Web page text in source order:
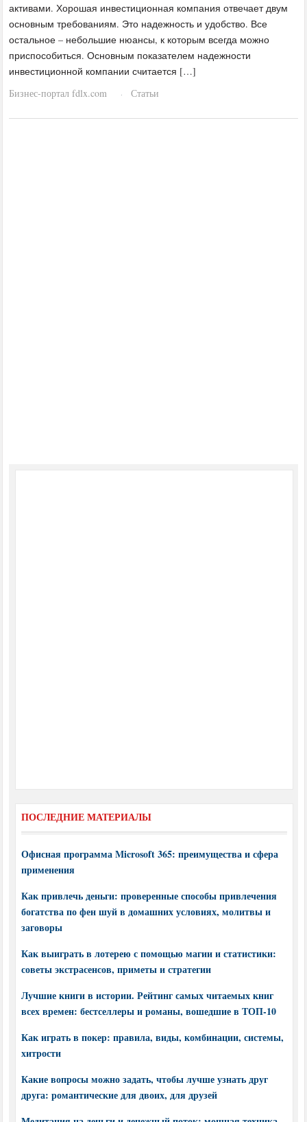
активами. Хорошая инвестиционная компания отвечает двум
основным требованиям. Это надежность и удобство. Все
остальное – небольшие нюансы, к которым всегда можно
приспособиться. Основным показателем надежности
инвестиционной компании считается […]
Бизнес-портал fdlx.com
· Статьи
ПОСЛЕДНИЕ МАТЕРИАЛЫ
Офисная программа Microsoft 365: преимущества и сфера
применения
Как привлечь деньги: проверенные способы привлечения
богатства по фен шуй в домашних условиях, молитвы и
заговоры
Как выиграть в лотерею с помощью магии и статистики:
советы экстрасенсов, приметы и стратегии
Лучшие книги в истории. Рейтинг самых читаемых книг
всех времен: бестселлеры и романы, вошедшие в ТОП-10
Как играть в покер: правила, виды, комбинации, системы,
хитрости
Какие вопросы можно задать, чтобы лучше узнать друг
друга: романтические для двоих, для друзей